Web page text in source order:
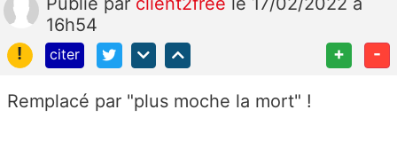
16h54
!
citer + -
Remplacé par "plus moche la mort" !